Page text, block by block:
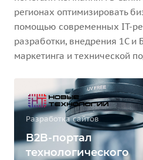
регионах оптимизировать
помощью современных IT-
разработки, внедрения 1С и
маркетинга и технической
Разработка сайтов
B2B-портал
технологического